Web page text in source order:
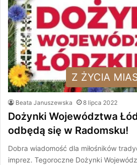
Z ŻYCIA
Beata Januszewska 8 lipca 2022
Dożynki Województwa
odbędą się w Radomsku!
Dobra wiadomość dla miłośników
imprez. Tegoroczne Dożynki